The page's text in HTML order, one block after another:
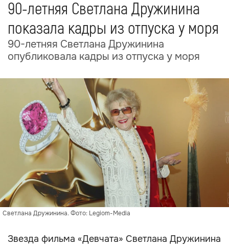
90-летняя Светлана Дружинина
показала кадры из отпуска у моря
90-летняя Светлана Дружинина
опубликовала кадры из отпуска у моря
Светлана Дружинина. Фото: Legiom-Media
Звезда фильма «Девчата» Светлана Дружинина